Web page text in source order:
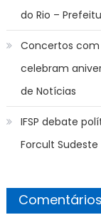
do Rio –
Concertos com
celebram
de Notícias
IFSP debate
Forcult Sudeste
Comentários